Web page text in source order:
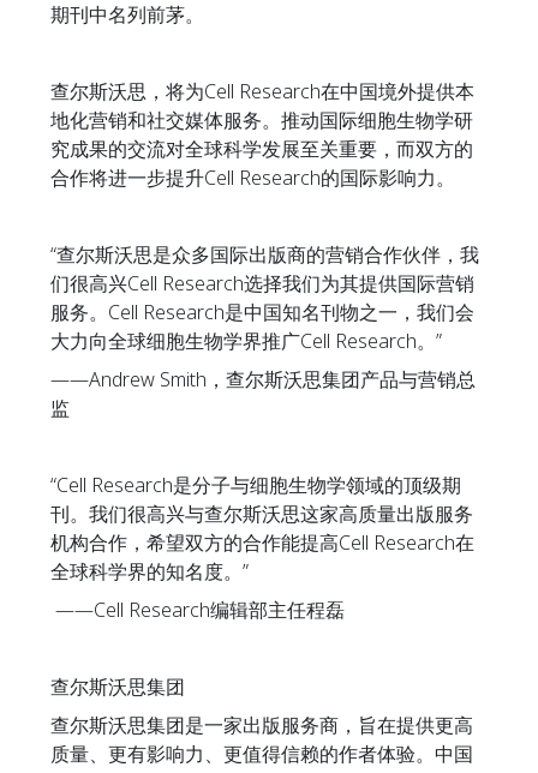
期刊中名列前茅。
查尔斯沃思，将为Cell Research在中国境外提供本
地化营销和社交媒体服务。推动国际细胞生物学研
究成果的交流对全球科学发展至关重要，而双方的
合作将进一步提升Cell Research的国际影响力。
“查尔斯沃思是众多国际出版商的营销合作伙伴，我
们很高兴Cell Research选择我们为其提供国际营销
服务。Cell Research是中国知名刊物之一，我们会
大力向全球细胞生物学界推广Cell Research。”
——Andrew Smith，查尔斯沃思集团产品与营销总
监
“Cell Research是分子与细胞生物学领域的顶级期
刊。我们很高兴与查尔斯沃思这家高质量出版服务
机构合作，希望双方的合作能提高Cell Research在
全球科学界的知名度。”
——Cell Research编辑部主任程磊
查尔斯沃思集团
查尔斯沃思集团是一家出版服务商，旨在提供更高
质量、更有影响力、更值得信赖的作者体验。中国